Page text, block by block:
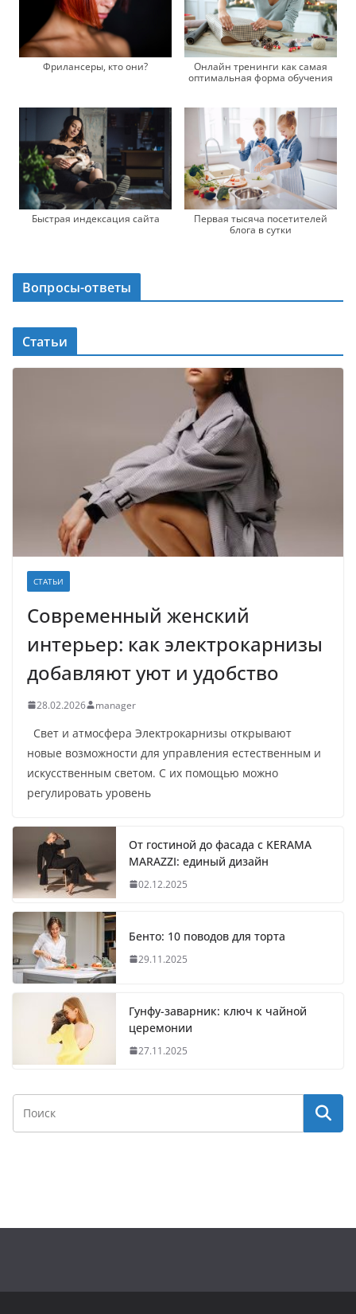
Фрилансеры, кто они?
Онлайн тренинги как самая
оптимальная форма обучения
Быстрая индексация сайта
Первая тысяча посетителей
блога в сутки
Вопросы-ответы
Статьи
СТАТЬИ
Современный женский
интерьер: как электрокарнизы
добавляют уют и удобство
28.02.2026 manager
Свет и атмосфера Электрокарнизы открывают
новые возможности для управления естественным и
искусственным светом. С их помощью можно
регулировать уровень
От гостиной до фасада с KERAMA
MARAZZI: единый дизайн
02.12.2025
Бенто: 10 поводов для торта
29.11.2025
Гунфу-заварник: ключ к чайной
церемонии
27.11.2025